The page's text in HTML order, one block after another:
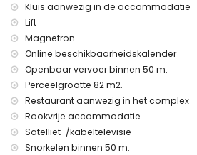
Faciliteiten en diensten inbegrepen
appartement
internet (WiFi)
stofzuiger
bedlinnen, handdoeken en
elektrische verwarming en
Vermaak en recreatieve activiteiten
Calpe, Costa Blanca
bar en promenade (binnen 500
Kluis aanwezig in de accommodatie
Lift
Magnetron
Online beschikbaarheidskalender
Openbaar vervoer binnen 50 m.
Perceelgrootte 82 m2.
Restaurant aanwezig in het complex
Rookvrije accommodatie
Satelliet-/kabeltelevisie
Snorkelen binnen 50 m.